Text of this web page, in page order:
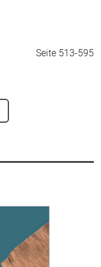
Seite 513-595